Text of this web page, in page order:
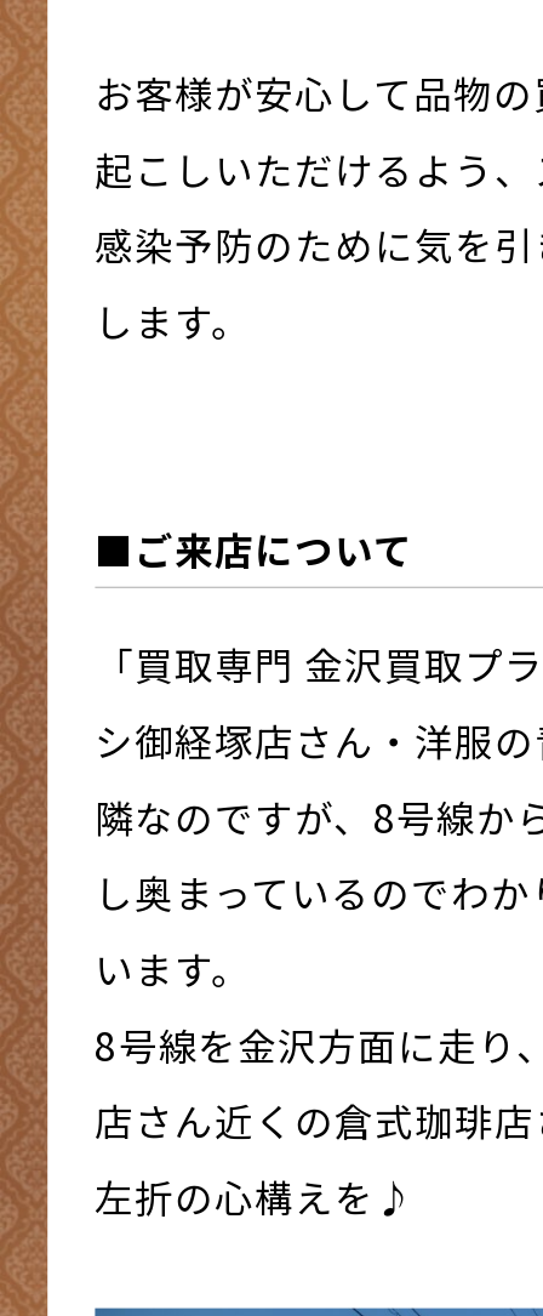
お客様が安心して品物
起こしいただけるよう
感染予防のために気を
します。
■ご来店について
「買取専門 金沢買取プ
シ御経塚店さん・洋服
隣なのですが、8号線か
し奥まっているのでわ
います。
8号線を金沢方面に走り
店さん近くの倉式珈琲
左折の心構えを♪